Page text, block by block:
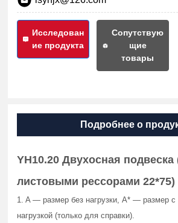
Исследован
ие продукта
Сопутствую
щие
товары
Подробнее о
YH10.20 Двухосная подвеска
листовыми рессорами 22*75)
1. A — размер без нагрузки, A* — размер с
нагрузкой (только для справки).